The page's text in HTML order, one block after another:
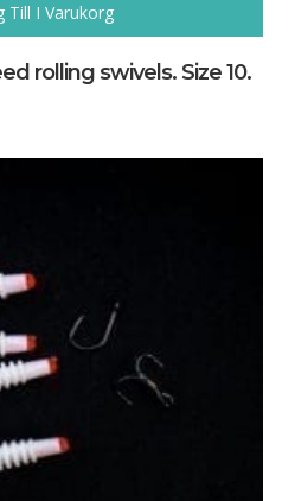
Till I Varukorg
rolling swivels. Size 10.